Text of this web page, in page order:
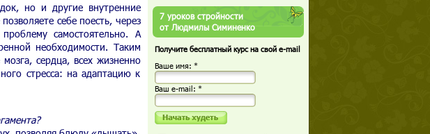
но и другие внутренние
себе поесть, через
самостоятельно. А
необходимости. Таким
сердца, всех жизненно
стресса: на адаптацию к
7 уроков стройности
от Людмилы Симиненко
Получите бесплатный курс на свой e-mail
Ваше имя: *
Ваш е-mail: *